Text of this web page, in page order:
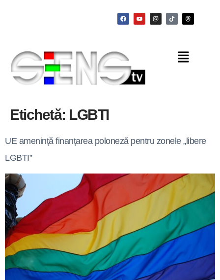
Etichetă: LGBTI
UE amenință finanțarea poloneză pentru zonele „libere
LGBTI”